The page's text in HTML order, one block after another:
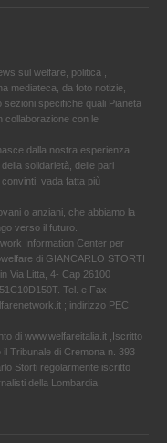
sul welfare, politica ,
mediateca, da foto notizie,
specifiche quali Pianeta
collaborazione con le
dalla nostra esperienza
solidarietà, delle pari
vada fatta più
o anziani, che abbiamo la
verso il futuro.
Information Center per
di GIANCARLO STORTI
Via Litta, 4- Cap 26100
Tel. e Fax
; indirizzo PEC
di www.welfareitalia.it ,Iscritto
Tribunale di Cremona n. 393
Storti regolarmente iscritto
della Lombardia.